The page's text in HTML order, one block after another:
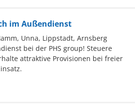
im Außendienst
Unna, Lippstadt, Arnsberg
bei der PHS group! Steuere
attraktive Provisionen bei freier